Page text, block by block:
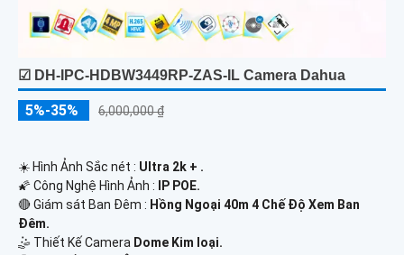
☑ DH-IPC-HDBW3449RP-ZAS-IL Camera Dahua
5%-35% 6,000,000 ₫
☀️ Hình Ảnh Sắc nét : Ultra 2k + .
🌠 Công Nghệ Hình Ảnh :
IP POE.
🔴 Giám sát Ban Đêm : Hồng Ngoại 40m 4 Chế Độ Xem Ban
Đêm.
🤹 Thiết Kế Camera Dome Kim loại.